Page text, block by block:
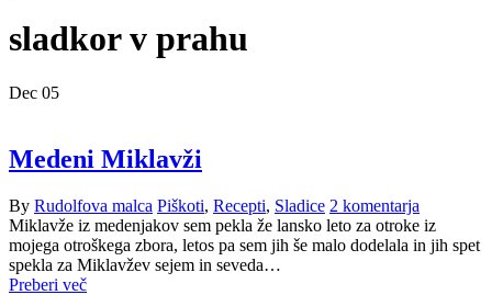
sladkor v prahu
Dec 05
Medeni Miklavži
By Rudolfova malca Piškoti, Recepti, Sladice 2 komentarja
Miklavže iz medenjakov sem pekla že lansko leto za otroke iz
mojega otroškega zbora, letos pa sem jih še malo dodelala in jih spet
spekla za Miklavžev sejem in seveda…
Preberi več